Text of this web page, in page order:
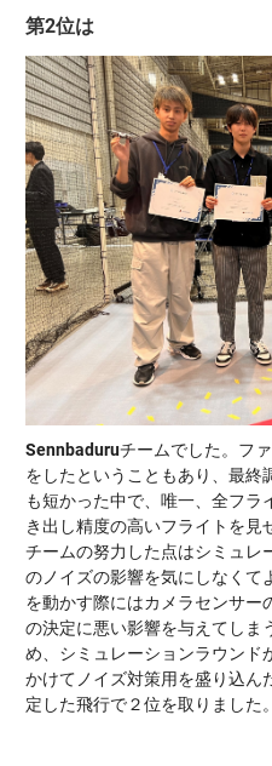
第2位は
Sennbaduruチームでした。フ
をしたということもあり、最終
も短かった中で、唯一、全フラ
き出し精度の高いフライトを見
チームの努力した点はシミュレ
のノイズの影響を気にしなくて
を動かす際にはカメラセンサー
の決定に悪い影響を与えてしま
め、シミュレーションラウンド
かけてノイズ対策用を盛り込ん
定した飛行で２位を取りました。